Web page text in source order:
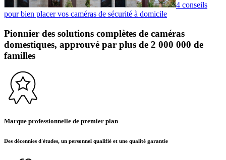
4 conseils
pour bien placer vos caméras de sécurité à domicile
Pionnier des solutions complètes de caméras
domestiques, approuvé par plus de 2 000 000 de
familles
Marque professionnelle de premier plan
Des décennies d'études, un personnel qualifié et une qualité garantie